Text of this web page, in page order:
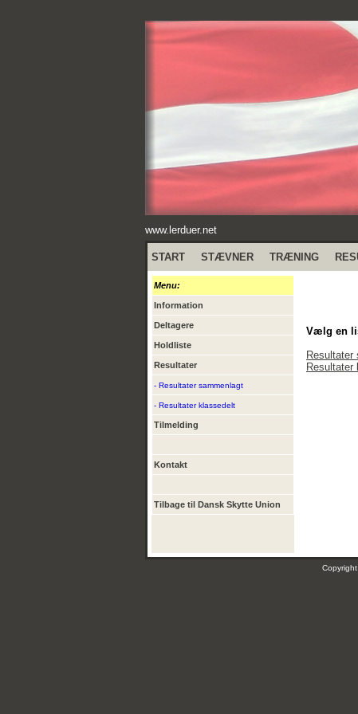
www.lerduer.net
START STÆVNER TRÆNING
Menu:
Information
Deltagere
Holdliste
Resultater
- Resultater sammenlagt
- Resultater klassedelt
Tilmelding
Kontakt
Tilbage til Dansk Skytte Union
Vælg en
Resultater
Resultater